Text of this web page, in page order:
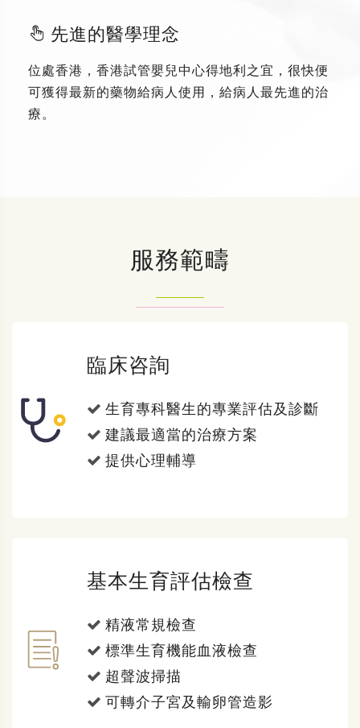
先進的醫學理念
位處香港，香港試管嬰兒中心得地利之宜，很快便
可獲得最新的藥物給病人使用，給病人最先進的治
療。
服務範疇
臨床咨詢
生育專科醫生的專業評估及診斷
建議最適當的治療方案
提供心理輔導
基本生育評估檢查
精液常規檢查
標準生育機能血液檢查
超聲波掃描
可轉介子宮及輸卵管造影